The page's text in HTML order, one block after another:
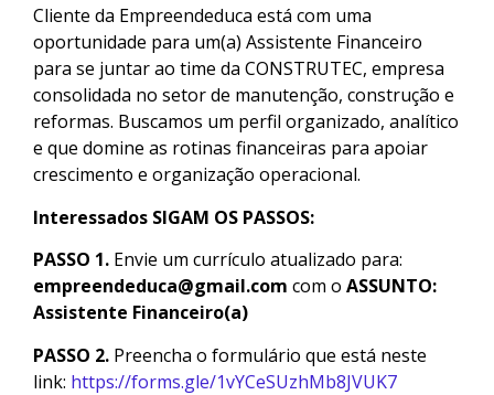
Cliente da Empreendeduca está com uma
oportunidade para um(a) Assistente Financeiro
para se juntar ao time da CONSTRUTEC, empresa
consolidada no setor de manutenção, construção e
reformas. Buscamos um perfil organizado, analítico
e que domine as rotinas financeiras para apoiar
crescimento e organização operacional.
Interessados SIGAM OS PASSOS:
PASSO 1. Envie um currículo atualizado para:
empreendeduca@gmail.com com o ASSUNTO:
Assistente Financeiro(a)
PASSO 2. Preencha o formulário que está neste
link: https://forms.gle/1vYCeSUzhMb8JVUK7